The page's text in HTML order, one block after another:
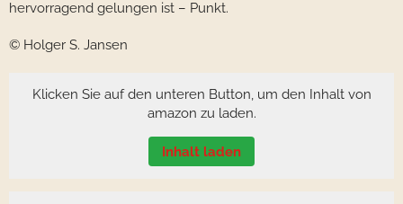
hervorragend gelungen ist – Punkt.
© Holger S. Jansen
Klicken Sie auf den unteren Button, um den Inhalt von
amazon zu laden.
Inhalt laden